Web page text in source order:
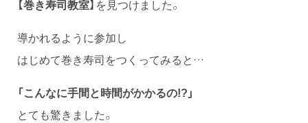
【巻き寿司教室】 を見つけました。
導かれるように参加し
はじめて巻き寿司をつくってみると…
「こんなに手間と時間がかかるの!?」
とても驚きました。